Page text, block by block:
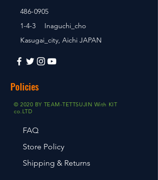
486-0905
1-4-3 Inaguchi_cho
Kasugai_city, Aichi JAPAN
Policies
© 2020 BY TEAM-TETTSUJIN With KIT
co.LTD
FAQ
Store Policy
Shipping & Returns